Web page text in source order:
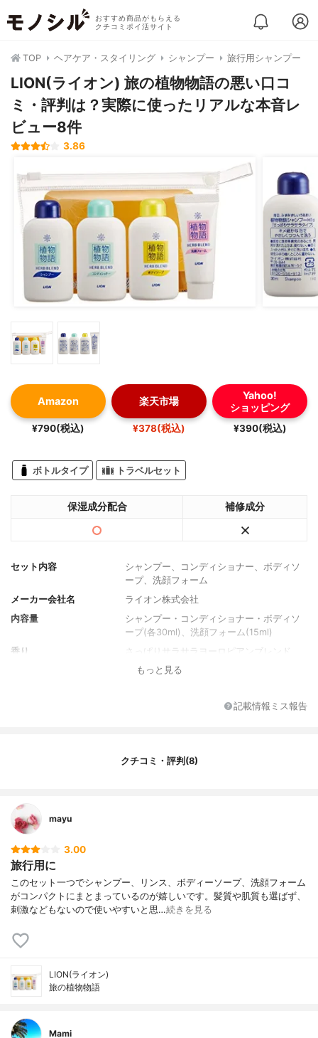
おすすめ商品がもらえる
クチコミポイ活サイト
TOP ヘアケア・スタイリング シャンプー 旅行用シャンプー
LION(ライオン) 旅の植物物語の悪い口コ
ミ・評判は？実際に使ったリアルな本音レ
ビュー8件
3.86
Amazon
¥790(税込)
楽天市場
¥378(税込)
Yahoo!
ショッピング
¥390(税込)
ボトルタイプ トラベルセット
保湿成分配合 補修成分
セット内容
シャンプー、コンディショナー、ボディソ
ープ、洗顔フォーム
メーカー会社名
ライオン株式会社
内容量
シャンプー・コンディショナー・ボディソ
ープ(各30ml)、洗顔フォーム(15ml)
香り
さっぱりサラサラヨーロピアンブレンド
もっと見る
記載情報ミス報告
クチコミ・評判(8)
mayu
3.00
旅行用に
このセット一つでシャンプー、リンス、ボディーソープ、洗顔フォーム
がコンパクトにまとまっているのが嬉しいです。髪質や肌質も選ばず、
刺激などもないので使いやすいと思…続きを見る
LION(ライオン)
旅の植物物語
Mami